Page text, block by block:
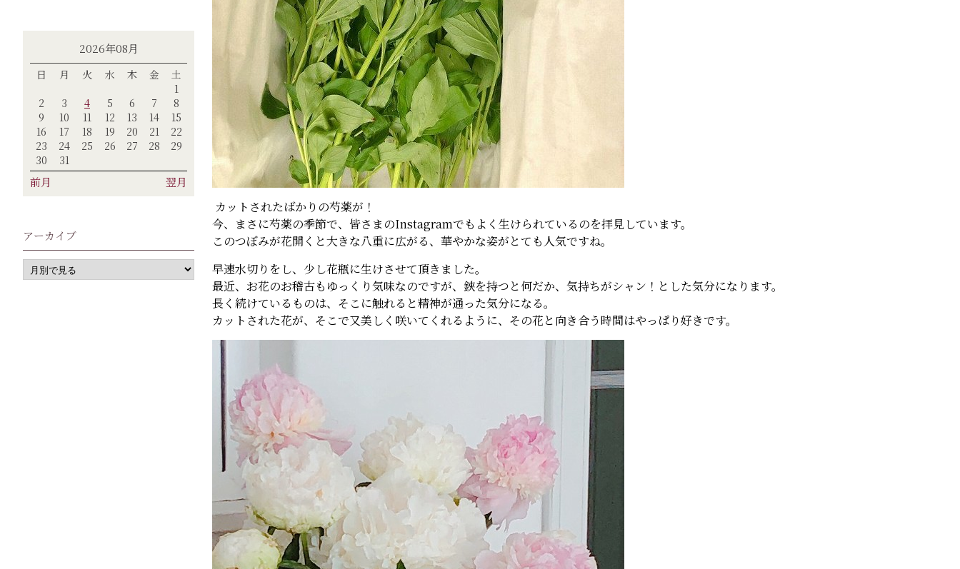
カットされたばかりの芍薬が！
今、まさに芍薬の季節で、皆さまのInstagramでもよく生けられているのを拝見しています。
このつぼみが花開くと大きな八重に広がる、華やかな姿がとても人気ですね。
早速水切りをし、少し花瓶に生けさせて頂きました。
最近、お花のお稽古もゆっくり気味なのですが、鋏を持つと何だか、気持ちがシャン！とした気分になります。
長く続けているものは、そこに触れると精神が通った気分になる。
カットされた花が、そこで又美しく咲いてくれるように、その花と向き合う時間はやっぱり好きです。
2026年08月
日 月 火 水 木 金
土
1
2
3 4 5 6 7
8
9
10 11 12 13 14
15
16
17 18 19 20 21
22
23
24 25 26 27 28
29
30
31
前月 翌月
アーカイブ